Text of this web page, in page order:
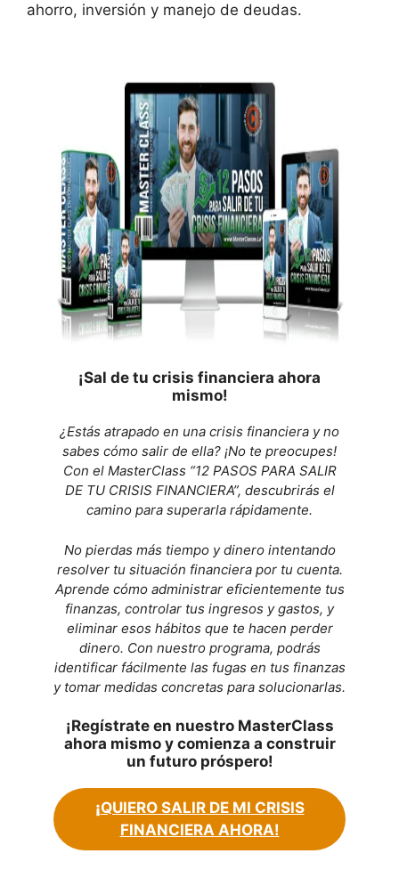
ahorro, inversión y manejo de deudas.
¡Sal de tu crisis financiera ahora
mismo!
¿Estás atrapado en una crisis financiera y no
sabes cómo salir de ella? ¡No te preocupes!
Con el MasterClass “12 PASOS PARA SALIR
DE TU CRISIS FINANCIERA”, descubrirás el
camino para superarla rápidamente.
No pierdas más tiempo y dinero intentando
resolver tu situación financiera por tu cuenta.
Aprende cómo administrar eficientemente tus
finanzas, controlar tus ingresos y gastos, y
eliminar esos hábitos que te hacen perder
dinero. Con nuestro programa, podrás
identificar fácilmente las fugas en tus finanzas
y tomar medidas concretas para solucionarlas.
¡Regístrate en nuestro MasterClass
ahora mismo y comienza a construir
un futuro próspero!
¡QUIERO SALIR DE MI CRISIS
FINANCIERA AHORA!